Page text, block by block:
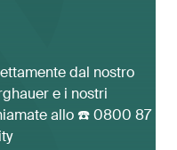
dal nostro
e i nostri
allo ☎️ 0800 87